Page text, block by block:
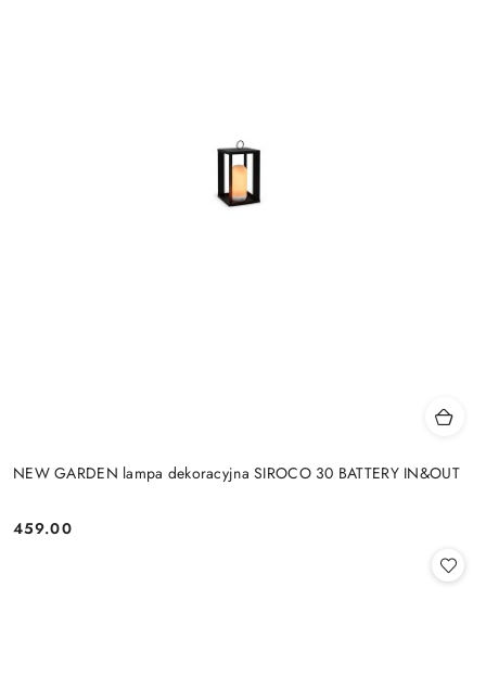
NEW GARDEN lampa dekoracyjna SIROCO 30 BATTERY IN&OUT
Cena:
459.00